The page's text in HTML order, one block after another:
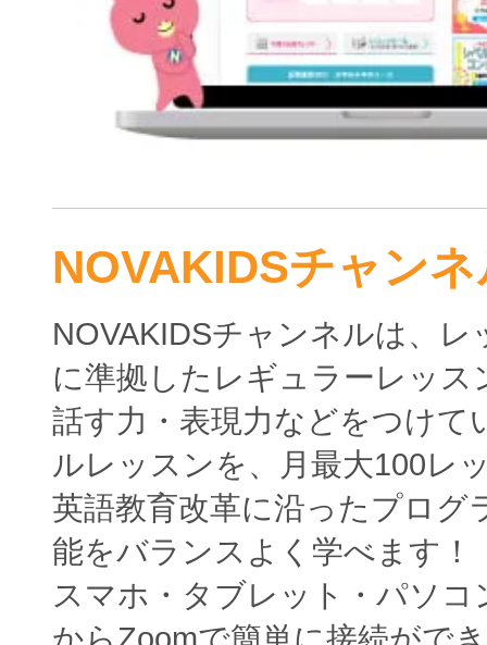
NOVAKIDSチャン
NOVAKIDSチャンネルは、
に準拠したレギュラーレッス
話す力・表現力などをつけて
ルレッスンを、月最大100レ
英語教育改革に沿ったプログ
能をバランスよく学べます！
スマホ・タブレット・パソ